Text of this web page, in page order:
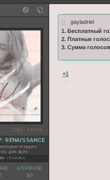
copy: satira
RENAISSANCE
открыто
для всех
ГРАФИКА
ФЛОРИНОВ:
500
gayladriel
1. Бесплатный
2. Платные
3. Сумма
+1